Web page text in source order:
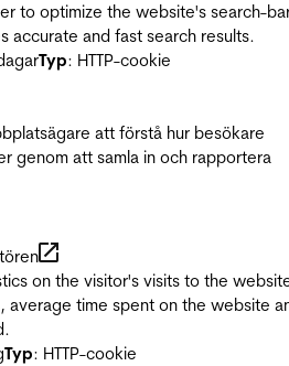
to optimize the website's search-
accurate and fast search results.
Typ: HTTP-cookie
att förstå hur besökare
genom att samla in och rapportera
on the visitor's visits to the
average time spent on the website
Typ: HTTP-cookie